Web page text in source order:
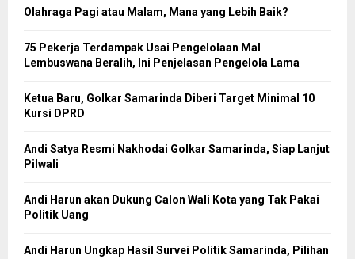
Olahraga Pagi atau Malam, Mana yang Lebih Baik?
75 Pekerja Terdampak Usai Pengelolaan Mal
Lembuswana Beralih, Ini Penjelasan Pengelola Lama
Ketua Baru, Golkar Samarinda Diberi Target Minimal 10
Kursi DPRD
Andi Satya Resmi Nakhodai Golkar Samarinda, Siap Lanjut
Pilwali
Andi Harun akan Dukung Calon Wali Kota yang Tak Pakai
Politik Uang
Andi Harun Ungkap Hasil Survei Politik Samarinda, Pilihan